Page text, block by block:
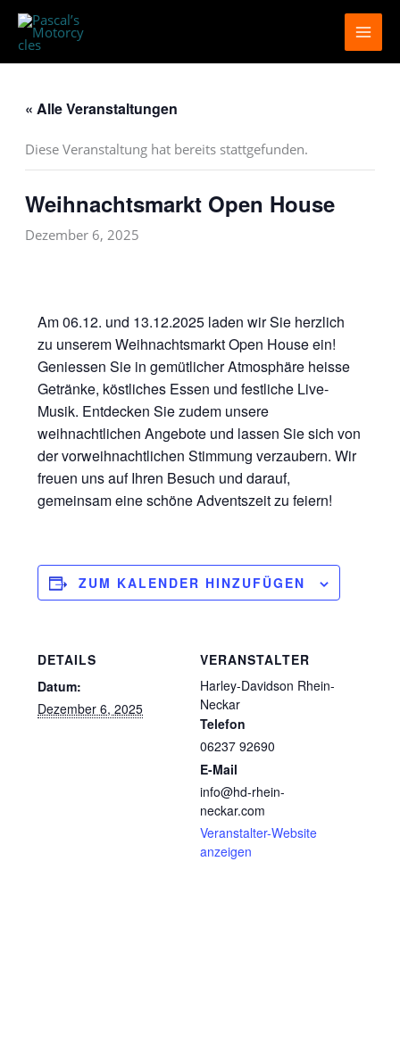
Inhalt
springen
« Alle Veranstaltungen
Diese Veranstaltung hat bereits stattgefunden.
Weihnachtsmarkt Open House
Dezember 6, 2025
Am 06.12. und 13.12.2025 laden wir Sie herzlich
zu unserem Weihnachtsmarkt Open House ein!
Geniessen Sie in gemütlicher Atmosphäre heisse
Getränke, köstliches Essen und festliche Live-
Musik. Entdecken Sie zudem unsere
weihnachtlichen Angebote und lassen Sie sich von
der vorweihnachtlichen Stimmung verzaubern. Wir
freuen uns auf Ihren Besuch und darauf,
gemeinsam eine schöne Adventszeit zu feiern!
ZUM KALENDER HINZUFÜGEN
DETAILS
Datum:
Dezember 6, 2025
VERANSTALTER
Harley-Davidson Rhein-
Neckar
Telefon
06237 92690
E-Mail
info@hd-rhein-
neckar.com
Veranstalter-Website
anzeigen